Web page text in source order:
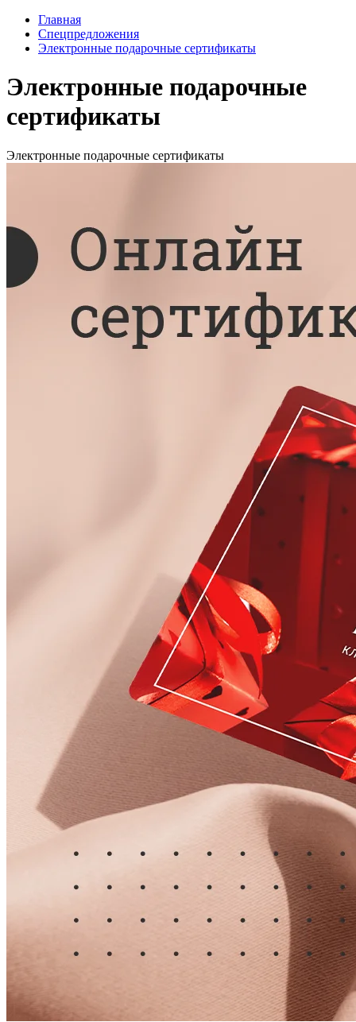
Главная
Спецпредложения
Электронные подарочные сертификаты
Электронные подарочные
сертификаты
Электронные подарочные сертификаты